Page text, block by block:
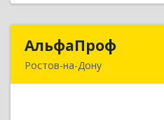
АльфаПроф
Ростов-на-Дону